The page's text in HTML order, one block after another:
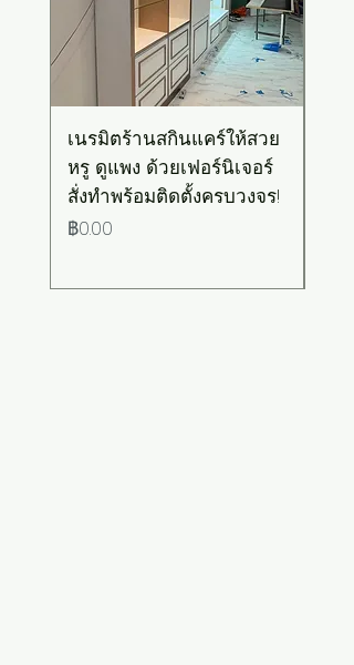
เนรมิตร้านสกินแคร์ให้สวย
หรู ดูแพง ด้วยเฟอร์นิเจอร์
สั่งทำพร้อมติดตั้งครบวงจร!
ราคา
฿0.00